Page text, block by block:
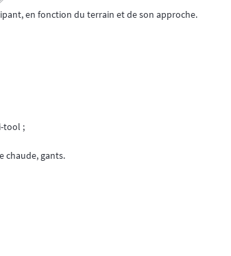
en fonction du terrain et de son approche.
tool ;
chaude, gants.